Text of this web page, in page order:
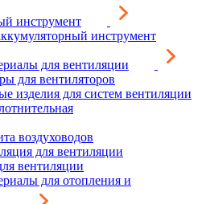
инструмент
инструмент
для вентиляции
для вентиляторов
изделия для систем вентиляции
воздуховодов
для вентиляции
вентиляции
для отопления и